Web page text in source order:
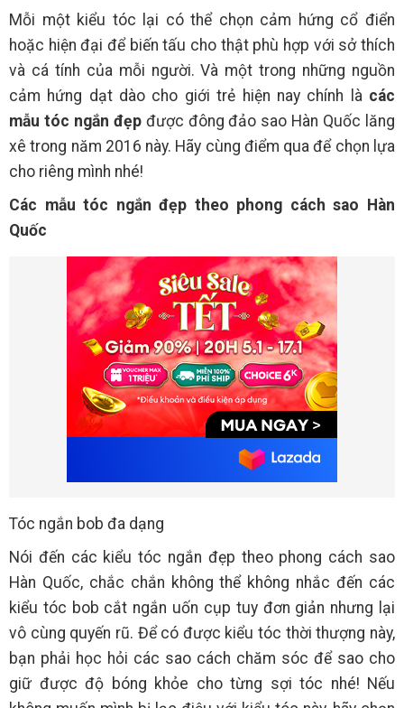
Mỗi một kiểu tóc lại có thể chọn cảm hứng cổ điển
hoặc hiện đại để biến tấu cho thật phù hợp với sở thích
và cá tính của mỗi người. Và một trong những nguồn
cảm hứng dạt dào cho giới trẻ hiện nay chính là các
mẫu tóc ngắn đẹpđược đông đảo sao Hàn Quốc lăng
xê trong năm 2016 này. Hãy cùng điểm qua để chọn lựa
cho riêng mình nhé!
Các mẫu tóc ngắn đẹp theo phong cách sao Hàn
Quốc
Tóc ngắn bob đa dạng
Nói đến các kiểu tóc ngắn đẹp theo phong cách sao
Hàn Quốc, chắc chắn không thể không nhắc đến các
kiểu tóc bob cắt ngắn uốn cụp tuy đơn giản nhưng lại
vô cùng quyến rũ. Để có được kiểu tóc thời thượng này,
bạn phải học hỏi các sao cách chăm sóc để sao cho
giữ được độ bóng khỏe cho từng sợi tóc nhé! Nếu